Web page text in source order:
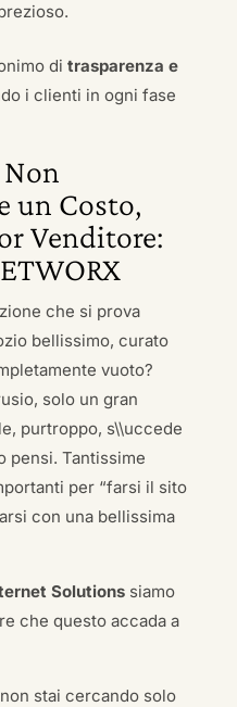
di trasparenza e
i clienti in ogni fase
un Costo,
Venditore:
che si prova
bellissimo, curato
vuoto?
solo un gran
purtroppo, s\\uccede
pensi. Tantissime
per “farsi il sito
con una bellissima
Solutionssiamo
che questo accada a
stai cercando solo